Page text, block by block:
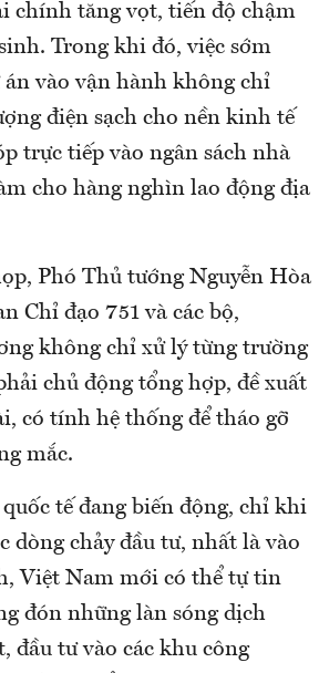
chính tăng vọt, tiến độ chậm
Trong khi đó, việc sớm
án vào vận hành không chỉ
điện sạch cho nền kinh tế
trực tiếp vào ngân sách nhà
cho hàng nghìn lao động địa
Phó Thủ tướng Nguyễn Hòa
Chỉ đạo 751 và các bộ,
không chỉ xử lý từng trường
chủ động tổng hợp, đề xuất
có tính hệ thống để tháo gỡ
mắc.
tế đang biến động, chỉ khi
dòng chảy đầu tư, nhất là vào
Việt Nam mới có thể tự tin
đón những làn sóng dịch
đầu tư vào các khu công